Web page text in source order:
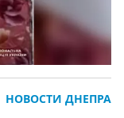
НОВОСТИ ДНЕПРА